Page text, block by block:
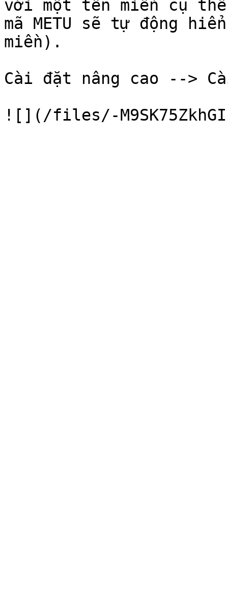
với một tên miền cụ
mã METU sẽ tự động
miền).
Cài đặt nâng cao -->